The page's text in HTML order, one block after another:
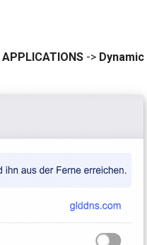
APPLICATIONS -> Dynamic